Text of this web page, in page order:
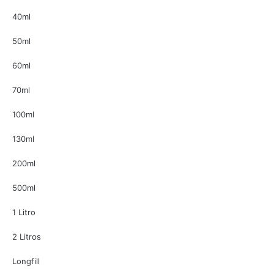
40ml
50ml
60ml
70ml
100ml
130ml
200ml
500ml
1 Litro
2 Litros
Longfill